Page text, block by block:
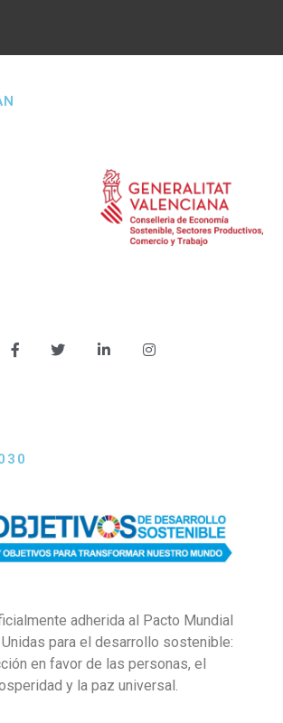
adherida al Pacto Mundial
para el desarrollo sostenible:
en favor de las personas, el
y la paz universal.